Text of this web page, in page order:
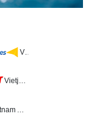
Vietravel Airlines
Vietjet Air